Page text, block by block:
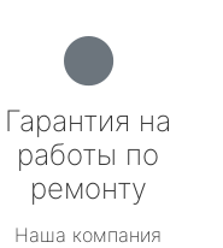
Гарантия на
работы по
ремонту
Наша компания